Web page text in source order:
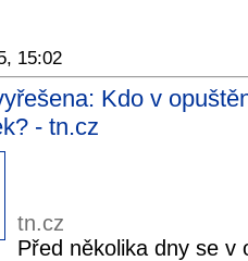
15:02
Kdo v
- tn.cz
tn.cz
Před několika dny se v